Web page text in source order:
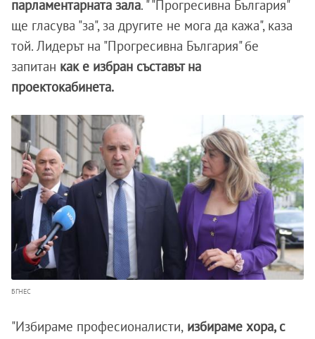
парламентарната зала. " "Прогресивна България"
ще гласува "за", за другите не мога да кажа", каза
той. Лидерът на "Прогресивна България" бе
запитан как е избран съставът на
проектокабинета.
БГНЕС
"Избираме професионалисти, избираме хора, с